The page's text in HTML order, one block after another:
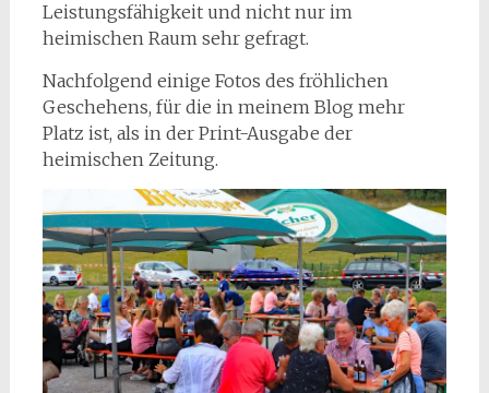
Leistungsfähigkeit und nicht nur im
heimischen Raum sehr gefragt.
Nachfolgend einige Fotos des fröhlichen
Geschehens, für die in meinem Blog mehr
Platz ist, als in der Print-Ausgabe der
heimischen Zeitung.